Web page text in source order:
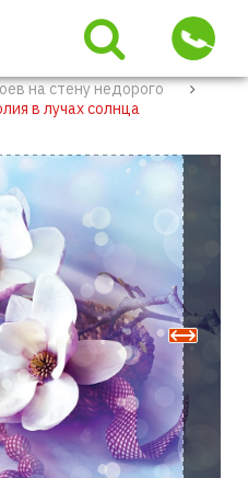
на стену недорого
в лучах солнца